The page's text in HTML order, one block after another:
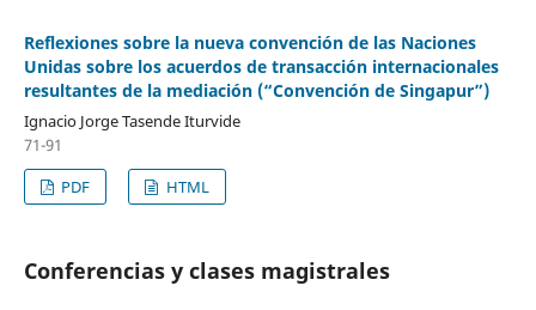
Reflexiones sobre la nueva convención de las Naciones
Unidas sobre los acuerdos de transacción internacionales
resultantes de la mediación (“Convención de Singapur”)
Ignacio Jorge Tasende Iturvide
71-91
PDF
HTML
Conferencias y clases magistrales